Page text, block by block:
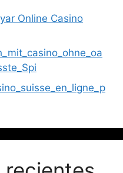
Online Casino